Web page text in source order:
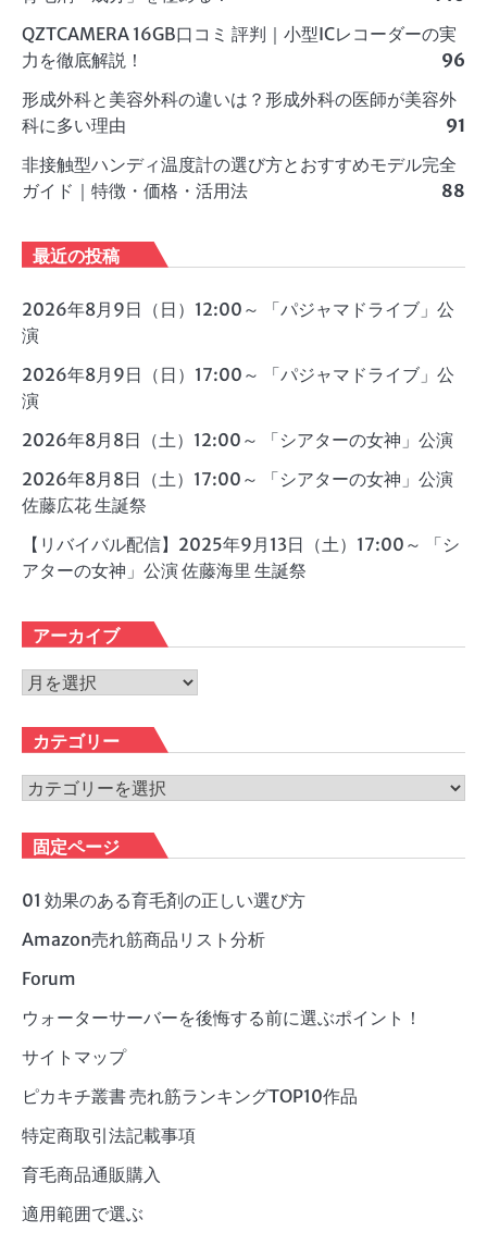
QZTCAMERA 16GB口コミ 評判｜小型ICレコーダーの実
力を徹底解説！
96
形成外科と美容外科の違いは？形成外科の医師が美容外
科に多い理由
91
非接触型ハンディ温度計の選び方とおすすめモデル完全
ガイド｜特徴・価格・活用法
88
最近の投稿
2026年8月9日（日）12:00～ 「パジャマドライブ」公
演
2026年8月9日（日）17:00～ 「パジャマドライブ」公
演
2026年8月8日（土）12:00～ 「シアターの女神」公演
2026年8月8日（土）17:00～ 「シアターの女神」公演
佐藤広花 生誕祭
【リバイバル配信】2025年9月13日（土）17:00～ 「シ
アターの女神」公演 佐藤海里 生誕祭
アーカイブ
ア
カ
イ
ブ
カテゴリー
カ
ゴ
リ
ー
固定ページ
01 効果のある育毛剤の正しい選び方
Amazon売れ筋商品リスト分析
Forum
ウォーターサーバーを後悔する前に選ぶポイント！
サイトマップ
ピカキチ叢書 売れ筋ランキングTOP10作品
特定商取引法記載事項
育毛商品通販購入
適用範囲で選ぶ